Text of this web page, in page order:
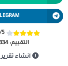
/5
التقييم:
انشاء تقرير